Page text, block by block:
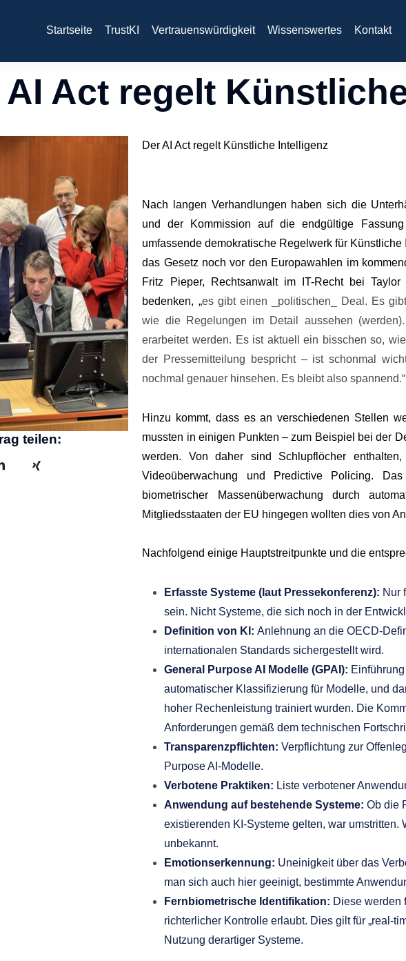
Startseite TrustKI Vertrauenswürdigkeit Wissenswertes Kontakt
AI Act regelt
teilen:
Der AI Act regelt Künstliche Intelligenz
Nach langen Verhandlungen haben sich die
und der Kommission auf die endgültige
umfassende demokratische Regelwerk für
das Gesetz noch vor den Europawahlen im
Fritz Pieper, Rechtsanwalt im IT-Recht bei
bedenken, „es gibt einen _politischen_ Deal. Es
wie die Regelungen im Detail aussehen
erarbeitet werden. Es ist aktuell ein bisschen so,
der Pressemitteilung bespricht – ist schonmal
nochmal genauer hinsehen. Es bleibt also spannend.“
Hinzu kommt, dass es an verschiedenen Stellen
mussten in einigen Punkten – zum Beispiel bei der
werden. Von daher sind Schlupflöcher
Videoüberwachung und Predictive Policing.
biometrischer Massenüberwachung durch
Mitgliedsstaaten der EU hingegen wollten dies von
Nachfolgend einige Hauptstreitpunkte und die
Erfasste Systeme (laut Pressekonferenz): Nur
sein. Nicht Systeme, die sich noch in der
Definition von KI: Anlehnung an die OECD-
internationalen Standards sichergestellt wird.
General Purpose AI Modelle (GPAI):
automatischer Klassifizierung für Modelle, und
hoher Rechenleistung trainiert wurden. Die
Anforderungen gemäß dem technischen
Transparenzpflichten: Verpflichtung zur
Purpose AI-Modelle.
Verbotene Praktiken: Liste verbotener
Anwendung auf bestehende Systeme: Ob die
existierenden KI-Systeme gelten, war
unbekannt.
Emotionserkennung: Uneinigkeit über das
man sich auch hier geeinigt, bestimmte
Fernbiometrische Identifikation: Diese werden
richterlicher Kontrolle erlaubt. Dies gilt für „real-
Nutzung derartiger Systeme.